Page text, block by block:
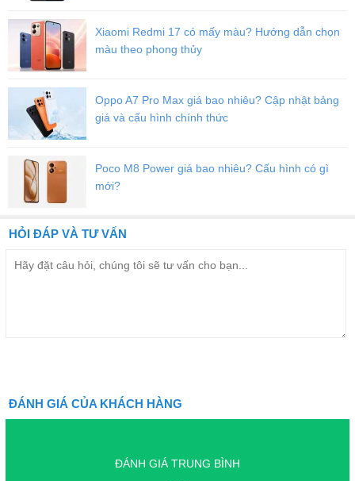
Xiaomi Redmi 17 có mấy màu? Hướng dẫn chọn
màu theo phong thủy
Oppo A7 Pro Max giá bao nhiêu? Cập nhật bảng
giá và cấu hình chính thức
Poco M8 Power giá bao nhiêu? Cấu hình có gì
mới?
HỎI ĐÁP VÀ TƯ VẤN
ĐÁNH GIÁ CỦA KHÁCH HÀNG
ĐÁNH GIÁ TRUNG BÌNH